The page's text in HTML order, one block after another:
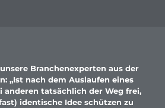
Branchenexperten aus der
„Ist nach dem Auslaufen eines
anderen tatsächlich der Weg frei,
identische Idee schützen zu